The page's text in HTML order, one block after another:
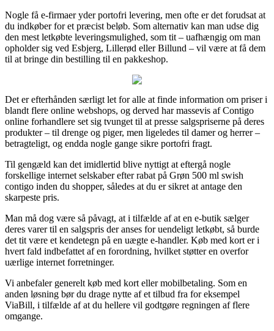
Nogle få e-firmaer yder portofri levering, men ofte er det forudsat at
du indkøber for et præcist beløb. Som alternativ kan man udse dig
den mest letkøbte leveringsmulighed, som tit – uafhængig om man
opholder sig ved Esbjerg, Lillerød eller Billund – vil være at få dem
til at bringe din bestilling til en pakkeshop.
Det er efterhånden særligt let for alle at finde information om priser i
blandt flere online webshops, og derved har massevis af Contigo
online forhandlere set sig tvunget til at presse salgspriserne på deres
produkter – til drenge og piger, men ligeledes til damer og herrer –
betragteligt, og endda nogle gange sikre portofri fragt.
Til gengæld kan det imidlertid blive nyttigt at eftergå nogle
forskellige internet selskaber efter rabat på Grøn 500 ml swish
contigo inden du shopper, således at du er sikret at antage den
skarpeste pris.
Man må dog være så påvagt, at i tilfælde af at en e-butik sælger
deres varer til en salgspris der anses for uendeligt letkøbt, så burde
det tit være et kendetegn på en uægte e-handler. Køb med kort er i
hvert fald indbefattet af en forordning, hvilket støtter en overfor
uærlige internet forretninger.
Vi anbefaler generelt køb med kort eller mobilbetaling. Som en
anden løsning bør du drage nytte af et tilbud fra for eksempel
ViaBill, i tilfælde af at du hellere vil godtgøre regningen af flere
omgange.